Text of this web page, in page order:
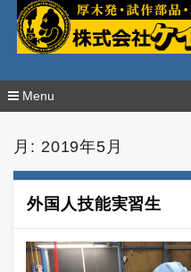
厚木発・試作部品・
テッ
Menu
月: 2019年5月
外国人技能実習生